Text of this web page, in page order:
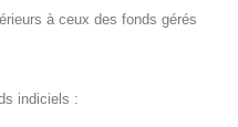
à ceux des fonds gérés
indiciels :